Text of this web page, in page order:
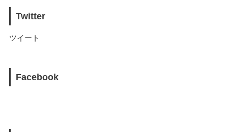
Twitter
ツイート
Facebook